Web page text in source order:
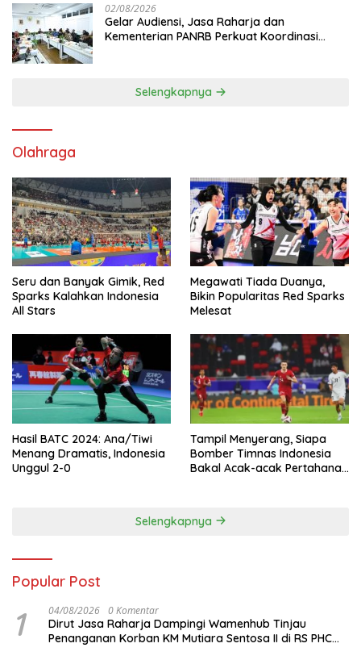
02/08/2026
Gelar Audiensi, Jasa Raharja dan
Kementerian PANRB Perkuat Koordinasi
Selengkapnya
Olahraga
Seru dan Banyak Gimik, Red
Sparks Kalahkan Indonesia
All Stars
Megawati Tiada Duanya,
Bikin Popularitas Red Sparks
Melesat
Hasil BATC 2024: Ana/Tiwi
Menang Dramatis, Indonesia
Unggul 2-0
Tampil Menyerang, Siapa
Bomber Timnas Indonesia
Bakal Acak-acak Pertahanan
Selengkapnya
Popular Post
1 04/08/2026 0 Komentar
Dirut Jasa Raharja Dampingi Wamenhub Tinjau
Penanganan Korban KM Mutiara Sentosa II di RS PHC